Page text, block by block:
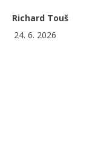
Richard Touš
24. 6. 2026